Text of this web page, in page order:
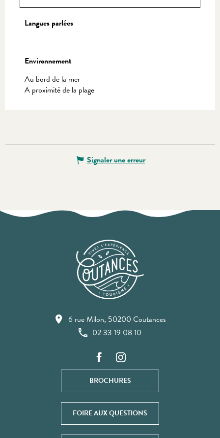
Langues parlées
Langues parlées
Environnement
Environnement
Au bord de la mer
A proximité de la plage
Signaler une erreur
6 rue Milon, 50200 Coutances
02 33 19 08 10
BROCHURES
FOIRE AUX QUESTIONS